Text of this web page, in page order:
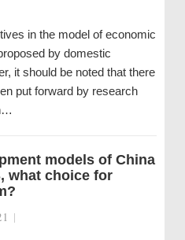
in the model of economic
by domestic
it should be noted that there
put forward by research
models of China
what choice for
|